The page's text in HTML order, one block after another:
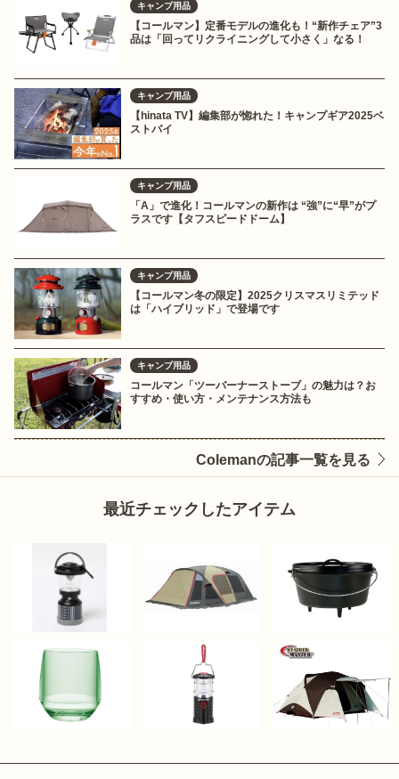
キャンプ用品
【コールマン】定番モデルの進化も！“新作チェア”3
品は「回ってリクライニングして小さく」なる！
キャンプ用品
【hinata TV】編集部が惚れた！キャンプギア2025ベ
ストバイ
キャンプ用品
「A」で進化！コールマンの新作は “強”に“早”がプ
ラスです【タフスピードドーム】
キャンプ用品
【コールマン冬の限定】2025クリスマスリミテッド
は「ハイブリッド」で登場です
キャンプ用品
コールマン「ツーバーナーストーブ」の魅力は？お
すすめ・使い方・メンテナンス方法も
Colemanの記事一覧を見る
最近チェックしたアイテム